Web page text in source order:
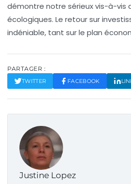
démontre notre sérieux vis-à-vis
écologiques. Le retour sur
indéniable, tant sur le plan
PARTAGER :
TWITTER FACEBOOK
Justine Lopez